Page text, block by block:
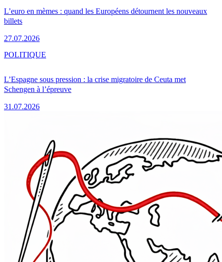
L’euro en mèmes : quand les Européens détournent les nouveaux
billets
27.07.2026
L’Espagne sous pression : la crise migratoire de Ceuta met
Schengen à l’épreuve
31.07.2026
POLITIQUE